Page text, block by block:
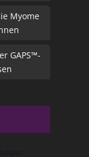
Myome
GAPS™-